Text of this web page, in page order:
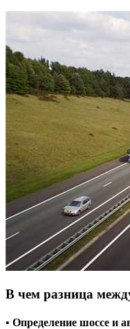
В чем разница
• Определение шоссе и